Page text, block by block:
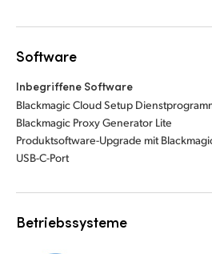
Software
Inbegriffene Software
Blackmagic Cloud Setup
Blackmagic Proxy Generator Lite
Produktsoftware-Upgrade mit
USB-C-Port
Betriebssysteme